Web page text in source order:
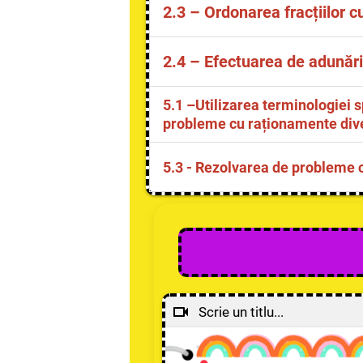
să compare două fracții
2.3 – Ordonarea fracțiilor
să ordoneze fracții
2.4 – Efectuarea de
să intuiască echivalența
reprezentări grafice sau
5.1 –Utilizarea terminologiei
probleme cu raționamente
să formuleze și să rezolve
5.3 - Rezolvarea de
să rezolve probleme
Scrie un titlu...